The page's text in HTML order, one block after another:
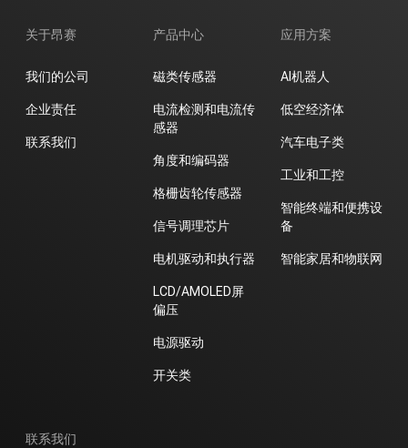
关于昂赛
我们的公司
企业责任
联系我们
产品中心
磁类传感器
电流检测和电流传
感器
角度和编码器
格栅齿轮传感器
信号调理芯片
电机驱动和执行器
LCD/AMOLED屏
偏压
电源驱动
开关类
应用方案
AI机器人
低空经济体
汽车电子类
工业和工控
智能终端和便携设
备
智能家居和物联网
联系我们